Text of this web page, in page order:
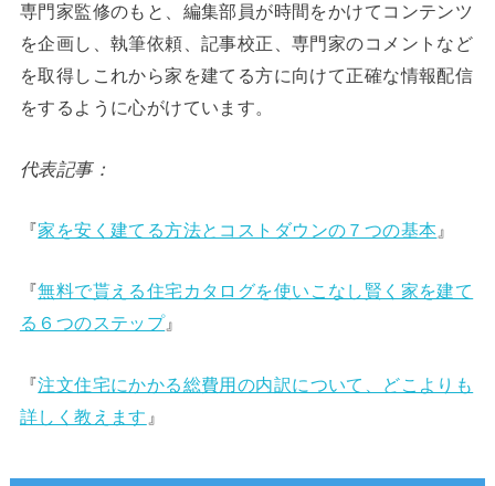
専門家監修のもと、編集部員が時間をかけてコンテンツ
を企画し、執筆依頼、記事校正、専門家のコメントなど
を取得しこれから家を建てる方に向けて正確な情報配信
をするように心がけています。
代表記事：
『家を安く建てる方法とコストダウンの７つの基本 』
『無料で貰える住宅カタログを使いこなし賢く家を建て
る６つのステップ』
『注文住宅にかかる総費用の内訳について、どこよりも
詳しく教えます 』